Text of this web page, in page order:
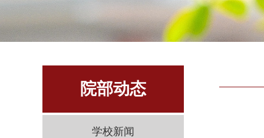
院部动态
学校新闻